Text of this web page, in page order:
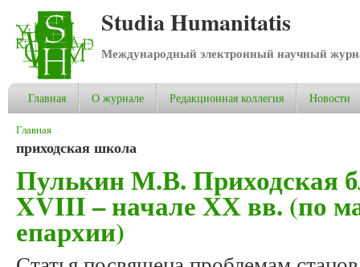
Studia Humanitatis
Международный электронный научный
Главная О журнале Редакционная коллегия Новости
Вы здесь
Главная
приходская школа
Пулькин М.В. Приходская
XVIII – начале ХХ вв. (по
епархии)